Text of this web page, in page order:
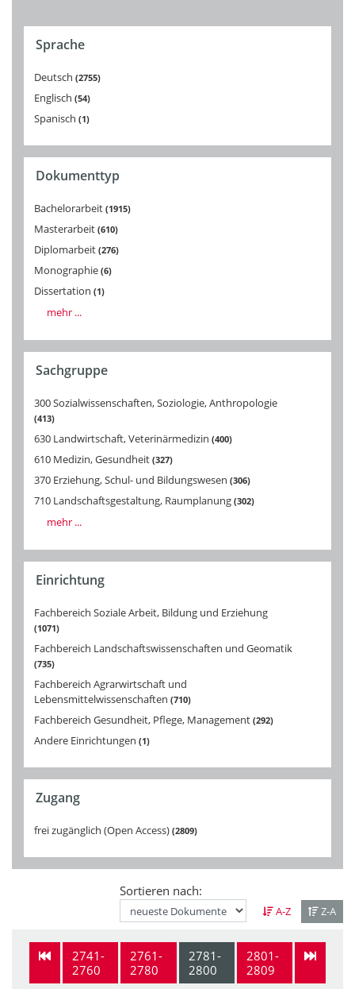
Sprache
Deutsch 2755
Englisch 54
Spanisch 1
Dokumenttyp
Bachelorarbeit 1915
Masterarbeit 610
Diplomarbeit 276
Monographie 6
Dissertation 1
mehr ...
Sachgruppe
300 Sozialwissenschaften, Soziologie, Anthropologie
413
630 Landwirtschaft, Veterinärmedizin 400
610 Medizin, Gesundheit 327
370 Erziehung, Schul- und Bildungswesen 306
710 Landschaftsgestaltung, Raumplanung 302
mehr ...
Einrichtung
Fachbereich Soziale Arbeit, Bildung und Erziehung
1071
Fachbereich Landschaftswissenschaften und Geomatik
735
Fachbereich Agrarwirtschaft und
Lebensmittelwissenschaften 710
Fachbereich Gesundheit, Pflege, Management 292
Andere Einrichtungen 1
Zugang
frei zugänglich (Open Access) 2809
Sortieren nach:
A-Z Z-A
2741-
2760
2761-
2780
2781-
2800
2801-
2809